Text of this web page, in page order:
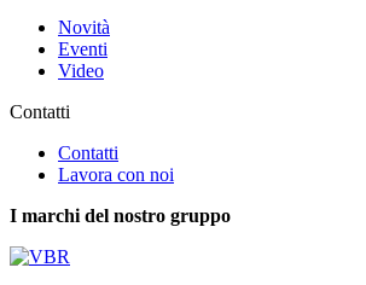
Novità
Eventi
Video
Contatti
Contatti
Lavora con noi
I marchi del nostro gruppo